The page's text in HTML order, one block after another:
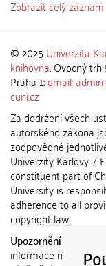
Zobrazit celý záznam
© 2025 Univerzita
knihovna, Ovocný trh
Praha 1;email:
cuni.cz
Za dodržení všech
autorského zákona
zodpovědné
Univerzity Karlovy. /
constituent part of
University is
adherence to all
copyright law.
Upozornění / Notice:
informace nemohou